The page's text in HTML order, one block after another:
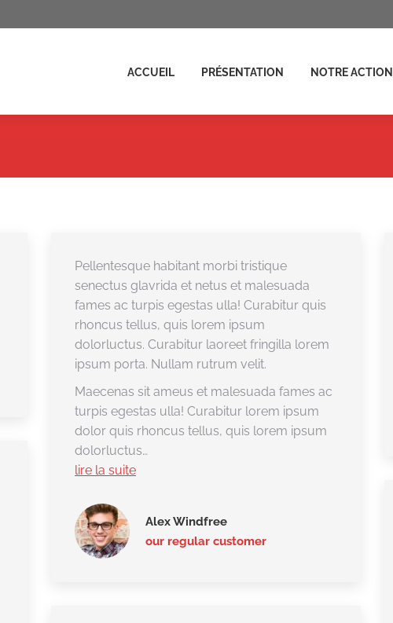
ACCUEIL PRÉSENTATION NOTRE ACTION
Alex Windfree
our regular customer
Pellentesque habitant morbi tristique
senectus glavrida et netus et malesuada
fames ac turpis egestas ulla! Curabitur quis
rhoncus tellus, quis lorem ipsum
dolorluctus. Curabitur laoreet fringilla lorem
ipsum porta. Nullam rutrum velit.
Maecenas sit ameus et malesuada fames ac
turpis egestas ulla! Curabitur lorem ipsum
dolor quis rhoncus tellus, quis lorem ipsum
dolorluctus…
lire la suite
PRÉSENTATION NOTRE ACTION ACTUALITÉS FAIRE UN DON